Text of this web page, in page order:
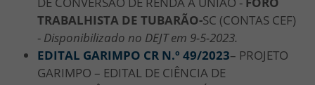
TRABALHISTA DE TUBARÃO-SC (CONTAS CEF)
- Disponibilizado no DEJT em 9-5-2023.
EDITAL GARIMPO CR N.º 49/2023– PROJETO
GARIMPO – EDITAL DE CIÊNCIA DE